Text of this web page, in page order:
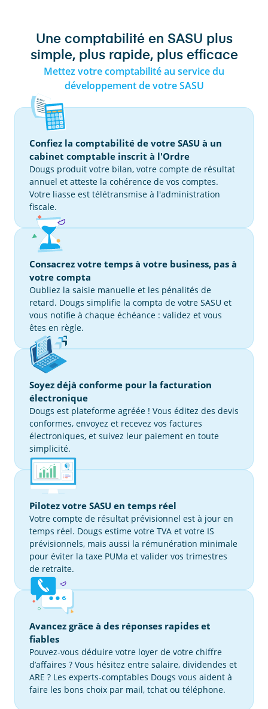
Une comptabilité en SASU plus
simple, plus rapide, plus efficace
Mettez votre comptabilité au service du
développement de votre SASU
Confiez la comptabilité de votre SASU à un
cabinet comptable inscrit à l'Ordre
Dougs produit votre bilan, votre compte de résultat
annuel et atteste la cohérence de vos comptes.
Votre liasse est télétransmise à l'administration
fiscale.
Consacrez votre temps à votre business, pas à
votre compta
Oubliez la saisie manuelle et les pénalités de
retard. Dougs simplifie la compta de votre SASU et
vous notifie à chaque échéance : validez et vous
êtes en règle.
Soyez déjà conforme pour la facturation
électronique
Dougs est plateforme agréée ! Vous éditez des devis
conformes, envoyez et recevez vos factures
électroniques, et suivez leur paiement en toute
simplicité.
Pilotez votre SASU en temps réel
Votre compte de résultat prévisionnel est à jour en
temps réel. Dougs estime votre TVA et votre IS
prévisionnels, mais aussi la rémunération minimale
pour éviter la taxe PUMa et valider vos trimestres
de retraite.
Avancez grâce à des réponses rapides et
fiables
Pouvez-vous déduire votre loyer de votre chiffre
d’affaires ? Vous hésitez entre salaire, dividendes et
ARE ? Les experts-comptables Dougs vous aident à
faire les bons choix par mail, tchat ou téléphone.